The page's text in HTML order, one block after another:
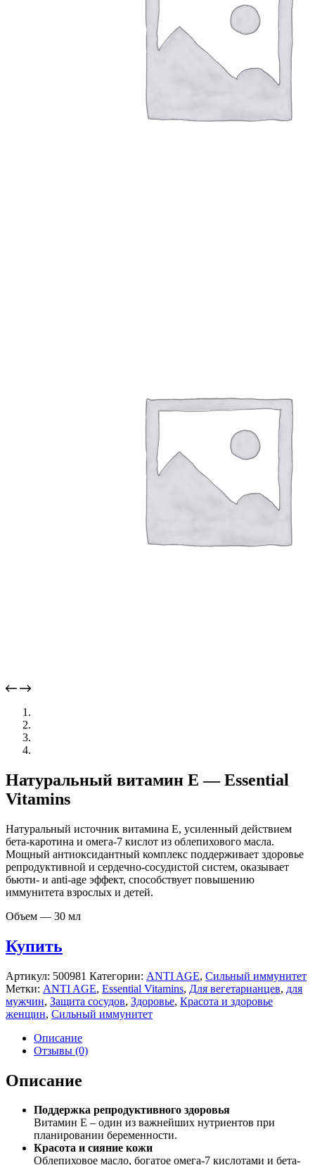
Натуральный витамин Е — Essential
Vitamins
Натуральный источник витамина Е, усиленный действием
бета-каротина и омега-7 кислот из облепихового масла.
Мощный антиоксидантный комплекс поддерживает здоровье
репродуктивной и сердечно-сосудистой систем, оказывает
бьюти- и anti-age эффект, способствует повышению
иммунитета взрослых и детей.
Объем — 30 мл
Купить
Артикул: 500981 Категории: ANTI AGE, Сильный иммунитет
Метки: ANTI AGE, Essential Vitamins, Для вегетарианцев, для
мужчин, Защита сосудов, Здоровье, Красота и здоровье
женщин, Сильный иммунитет
Описание
Отзывы (0)
Описание
Поддержка репродуктивного здоровья
Витамин Е – один из важнейших нутриентов при
планировании беременности.
Красота и сияние кожи
Облепиховое масло, богатое омега-7 кислотами и бета-